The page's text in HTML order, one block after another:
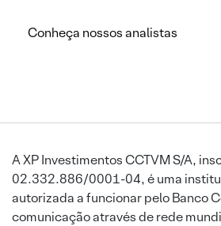
Conheça nossos analistas
A XP Investimentos CCTVM S/A,
02.332.886/0001-04, é uma
autorizada a funcionar pelo Banco
comunicação através de rede